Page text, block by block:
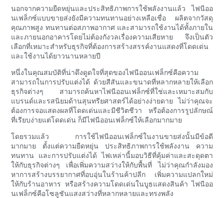
นอกจากความยืดหยุ่นและประสิทธิภาพการใช้พลังงานแล้ว ไฟนีออ
นเฟล็กซ์แบบขายส่งยังมีความทนทานอย่างเหลือเชื่อ ผลิตจากวัสดุ
คุณภาพสูง ทนทานต่อสภาพอากาศ และสามารถใช้งานได้ทั้งภายใน
และภายนอกอาคารโดยไม่ต้องกังวลเรื่องความเสียหาย จึงเป็นตัว
เลือกที่เหมาะสำหรับธุรกิจที่ต้องการสร้างสรรค์งานแสดงที่โดดเด่น
และใช้งานได้ยาวนานหลายปี
หนึ่งในคุณสมบัติที่น่าดึงดูดใจที่สุดของไฟนีออนเฟล็กซ์คือความ
สามารถในการปรับแต่งได้ ด้วยสีสันและขนาดที่หลากหลายให้เลือก
ธุรกิจต่างๆ สามารถค้นหาไฟนีออนเฟล็กซ์ที่ใช่และเหมาะสมกับ
แบรนด์และรสนิยมด้านสุนทรียศาสตร์ได้อย่างง่ายดาย ไม่ว่าคุณจะ
ต้องการจอแสดงผลที่โดดเด่นและมีชีวิตชีวา หรือต้องการรูปลักษณ์
ที่เรียบง่ายแต่โดดเด่น ก็มีไฟนีออนเฟล็กซ์ให้เลือกมากมาย
โดยรวมแล้ว การใช้ไฟนีออนเฟล็กซ์ในงานขายส่งนั้นมีข้อดี
มากมาย ตั้งแต่ความยืดหยุ่น ประสิทธิภาพการใช้พลังงาน ความ
ทนทาน และการปรับแต่งได้ ไฟเหล่านี้มอบวิธีที่คุ้มค่าและสะดุดตา
ให้กับธุรกิจต่างๆ เพื่อเพิ่มความสว่างให้กับพื้นที่ ไม่ว่าคุณกำลังมอง
หาการสร้างบรรยากาศที่อบอุ่นในร้านค้าปลีก เพิ่มความแปลกใหม่
ให้กับร้านอาหาร หรือสร้างความโดดเด่นในบูธแสดงสินค้า ไฟนีออ
นเฟล็กซ์คือโซลูชันแสงสว่างที่หลากหลายและทรงพลัง